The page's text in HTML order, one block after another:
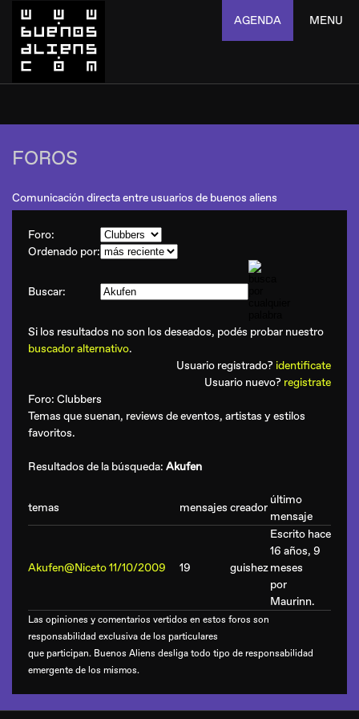
AGENDA MENU
FOROS
Comunicación directa entre usuarios de buenos aliens
Foro:
Ordenado por:
Buscar:
Si los resultados no son los deseados, podés probar nuestro
buscador alternativo.
Usuario registrado? identificate
Usuario nuevo? registrate
Foro: Clubbers
Temas que suenan, reviews de eventos, artistas y estilos
favoritos.
Resultados de la búsqueda: Akufen
temas mensajes creador
último
mensaje
Akufen@Niceto 11/10/2009 19 guishez
Escrito hace
16 años, 9
meses
por
Maurinn.
Las opiniones y comentarios vertidos en estos foros son
responsabilidad exclusiva de los particulares
que participan. Buenos Aliens desliga todo tipo de responsabilidad
emergente de los mismos.